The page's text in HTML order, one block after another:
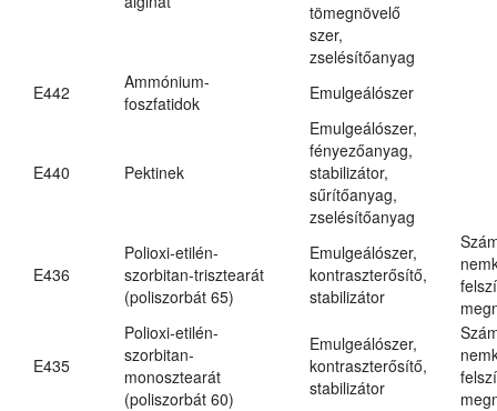
tömegnövelő
szer,
zselésítőanyag
E442
Ammónium-
foszfatidok
Emulgeálószer
E440 Pektinek
Emulgeálószer,
fényezőanyag,
stabilizátor,
sűrítőanyag,
zselésítőanyag
E436
Polioxi-etilén-
szorbitan-trisztearát
(poliszorbát 65)
Emulgeálószer,
kontraszterősítő,
stabilizátor
E435
Polioxi-etilén-
szorbitan-
monosztearát
(poliszorbát 60)
Emulgeálószer,
kontraszterősítő,
stabilizátor